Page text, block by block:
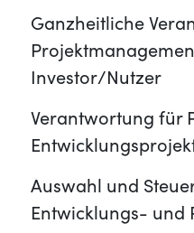
Ganzheitliche
Investor/Nutzer
Verantwortung für
Auswahl und
Entwicklungs- und